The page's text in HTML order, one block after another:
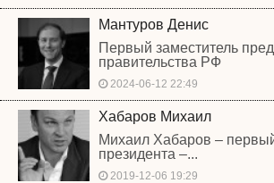
Мантуров Денис
Первый заместитель
правительства РФ
2024-06-12 22:49
Хабаров Михаил
Михаил Хабаров –
президента –...
2019-12-06 19:29